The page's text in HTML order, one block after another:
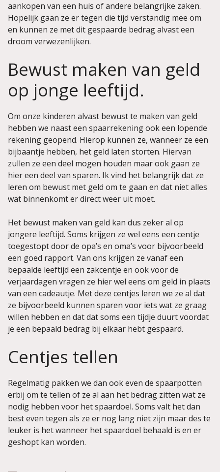
aankopen van een huis of andere belangrijke zaken.
Hopelijk gaan ze er tegen die tijd verstandig mee om
en kunnen ze met dit gespaarde bedrag alvast een
droom verwezenlijken.
Bewust maken van geld
op jonge leeftijd.
Om onze kinderen alvast bewust te maken van geld
hebben we naast een spaarrekening ook een lopende
rekening geopend. Hierop kunnen ze, wanneer ze een
bijbaantje hebben, het geld laten storten. Hiervan
zullen ze een deel mogen houden maar ook gaan ze
hier een deel van sparen. Ik vind het belangrijk dat ze
leren om bewust met geld om te gaan en dat niet alles
wat binnenkomt er direct weer uit moet.
Het bewust maken van geld kan dus zeker al op
jongere leeftijd. Soms krijgen ze wel eens een centje
toegestopt door de opa’s en oma’s voor bijvoorbeeld
een goed rapport. Van ons krijgen ze vanaf een
bepaalde leeftijd een zakcentje en ook voor de
verjaardagen vragen ze hier wel eens om geld in plaats
van een cadeautje. Met deze centjes leren we ze al dat
ze bijvoorbeeld kunnen sparen voor iets wat ze graag
willen hebben en dat dat soms een tijdje duurt voordat
je een bepaald bedrag bij elkaar hebt gespaard.
Centjes tellen
Regelmatig pakken we dan ook even de spaarpotten
erbij om te tellen of ze al aan het bedrag zitten wat ze
nodig hebben voor het spaardoel. Soms valt het dan
best even tegen als ze er nog lang niet zijn maar des te
leuker is het wanneer het spaardoel behaald is en er
geshopt kan worden.